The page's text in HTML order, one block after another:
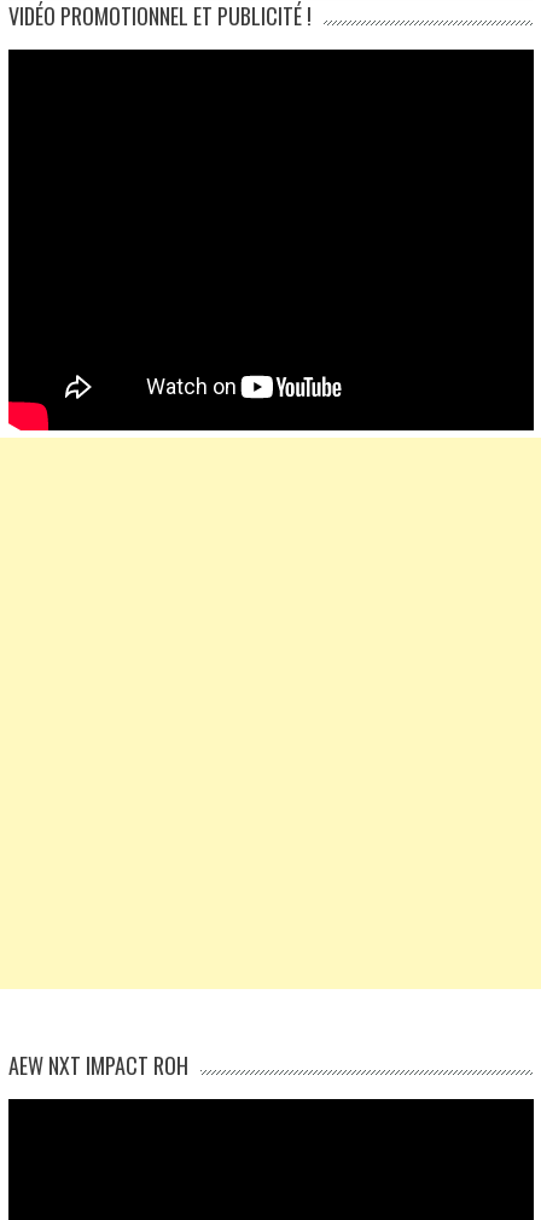
VIDÉO PROMOTIONNEL ET PUBLICITÉ !
AEW NXT IMPACT ROH